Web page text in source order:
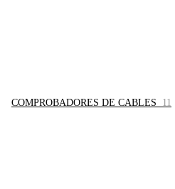
COMPROBADORES DE CABLES 11